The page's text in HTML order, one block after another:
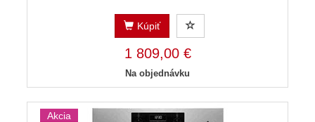
Kúpiť
1 809,00 €
Na objednávku
Akcia